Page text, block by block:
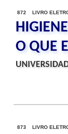
872 LIVRO
O QUE
873 LIVRO